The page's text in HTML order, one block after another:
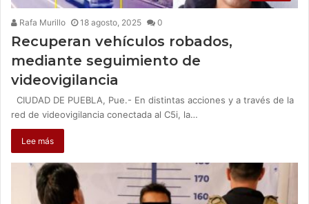
Rafa Murillo 18 agosto, 2025 0
Recuperan vehículos robados,
mediante seguimiento de
videovigilancia
CIUDAD DE PUEBLA, Pue.- En distintas acciones y a través de la
red de videovigilancia conectada al C5i, la…
Lee más